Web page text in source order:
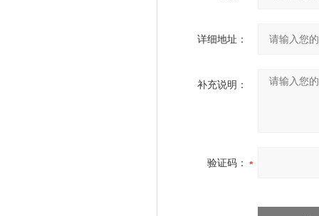
详细地址：
补充说明：
验证码：